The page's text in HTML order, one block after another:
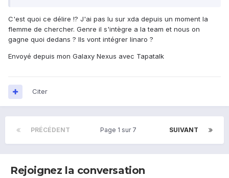
C'est quoi ce délire !? J'ai pas lu sur xda depuis un moment la
flemme de chercher. Genre il s'intègre a la team et nous on
gagne quoi dedans ? Ils vont intégrer linaro ?
Envoyé depuis mon Galaxy Nexus avec Tapatalk
Citer
PRÉCÉDENT SUIVANT
Page 1 sur 7
Rejoignez la conversation